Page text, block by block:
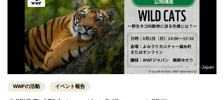
© WWF-Japan
WWFの活動 イベント報告